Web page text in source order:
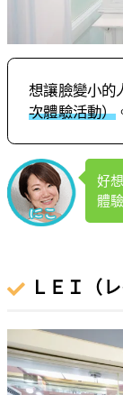
想讓臉變小的
次體驗活動）
好
體
ＬＥＩ（レ